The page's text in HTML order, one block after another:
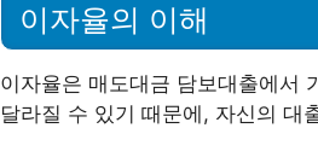
이자율의 이해
이자율은 매도대금 담보대출에서
달라질 수 있기 때문에, 자신의 대